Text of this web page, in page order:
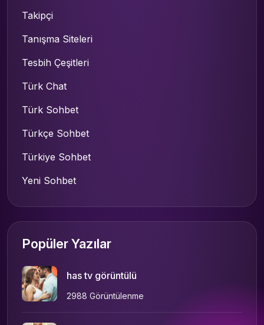
Takipçi
Tanışma Siteleri
Tesbih Çeşitleri
Türk Chat
Türk Sohbet
Türkçe Sohbet
Türkiye Sohbet
Yeni Sohbet
Popüler Yazılar
has tv görüntülü
2988 Görüntülenme